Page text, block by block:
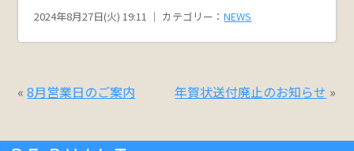
2024年8月27日(火) 19:11 ｜ カテゴリー：NEWS
«8月営業日のご案内 年賀状送付廃止のお知らせ »